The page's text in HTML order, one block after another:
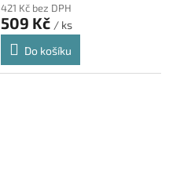
421 Kč bez DPH
509 Kč / ks
Do košíku